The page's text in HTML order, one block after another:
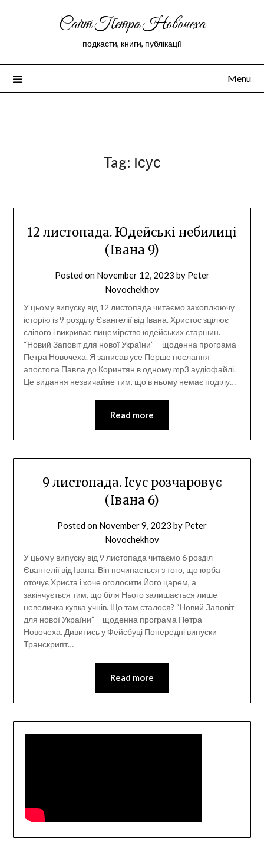
Сайт Петра Новочеха
подкасти, книги, публікації
Menu
Tag: Ісус
12 листопада. Юдейські небилиці
(Івана 9)
Posted on November 12, 2023 by Peter
Novochekhov
У цьому випуску від 12 листопада читаємо захоплюючу
історію із 9 розділу Євангелії від Івана. Христос зцілює
сліпого і викриває лицемірство юдейських старшин.
“Новий Заповіт для нової України” – щоденна програма
Петра Новочеха. Я записав усе Перше послання
апостола Павла до Коринтян в одному mp3 аудіофайлі.
Це видання незвичайне тим, що в ньому немає поділу…
Read more
9 листопада. Ісус розчаровує
(Івана 6)
Posted on November 9, 2023 by Peter
Novochekhov
У цьому випуску від 9 листопада читаємо 6 розділ
Євангелії від Івана. Він починається з того, що юрба
оточує Христа і хоче оголосити Його царем, а
закінчується тим, що біля Нього залишається лише
невеличка купка учнів. Що там сталося? “Новий Заповіт
для нової України” – щоденна програма Петра
Новочеха. Дивитись у Фейсбуці Попередні випуски
Транскрипт…
Read more